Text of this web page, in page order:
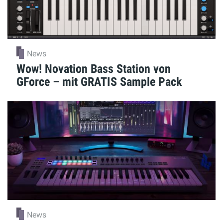
News
Wow! Novation Bass Station von
GForce – mit GRATIS Sample Pack
News